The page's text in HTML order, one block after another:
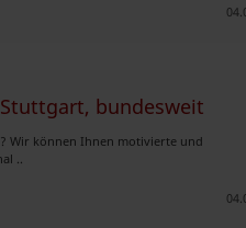
bundesweit
Wir können Ihnen motivierte und
..